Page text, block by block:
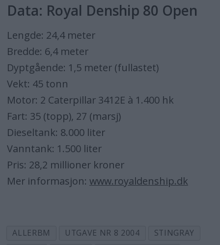
Data: Royal Denship 80 Open
Lengde: 24,4 meter
Bredde: 6,4 meter
Dyptgående: 1,5 meter (fullastet)
Vekt: 45 tonn
Motor: 2 Caterpillar 3412E à 1.400 hk
Fart: 35 (topp), 27 (marsj)
Dieseltank: 8.000 liter
Vanntank: 1.500 liter
Pris: 28,2 millioner kroner
Mer informasjon: www.royaldenship.dk
ALLERBM UTGAVE NR 8 2004
STINGRAY